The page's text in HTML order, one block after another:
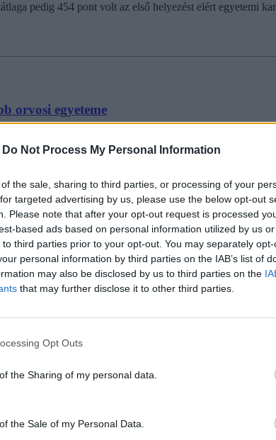
Do Not Process My Personal Information
the sale, sharing to third parties, or processing of your
targeted advertising by us, please use the below opt-out
Please note that after your opt-out request is processed
based ads based on personal information utilized by us
third parties prior to your opt-out. You may separately
personal information by third parties on the IAB’s list of
may also be disclosed by us to third parties on the
that may further disclose it to other third parties.
Opt Outs
the Sharing of my personal data.
the Sale of my Personal Data.
pedig 454 pont volt az első helyezést elért egyetemi
orvosi egyeteme